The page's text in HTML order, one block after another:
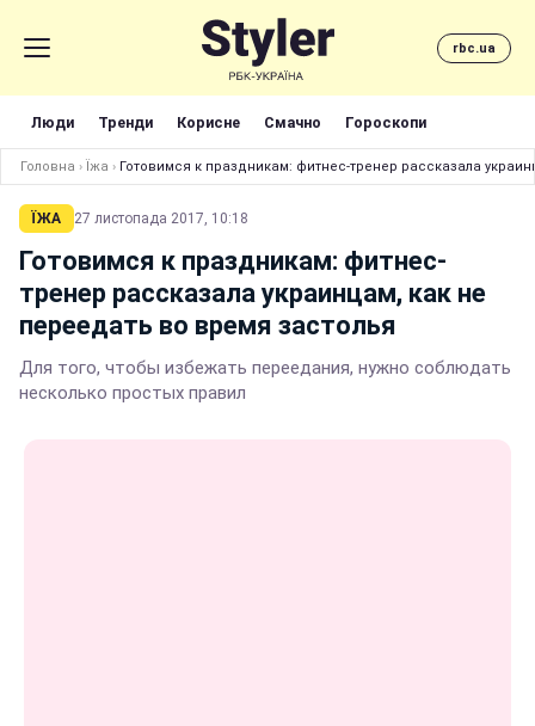
rbc.ua
Люди Тренди Корисне Смачно Гороскопи
Головна › Їжа › Готовимся к праздникам: фитнес-тренер рассказала
ЇЖА 27 листопада 2017, 10:18
Готовимся к праздникам: фитнес-
тренер рассказала украинцам, как не
переедать во время застолья
Для того, чтобы избежать переедания, нужно соблюдать
несколько простых правил